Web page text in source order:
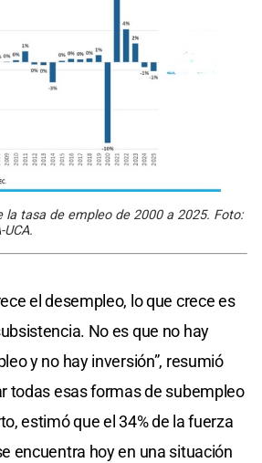
la tasa de empleo de 2000 a 2025. Foto:
el desempleo, lo que crece es
No es que no hay
y no hay inversión”, resumió
todas esas formas de subempleo
estimó que el 34% de la fuerza
encuentra hoy en una situación